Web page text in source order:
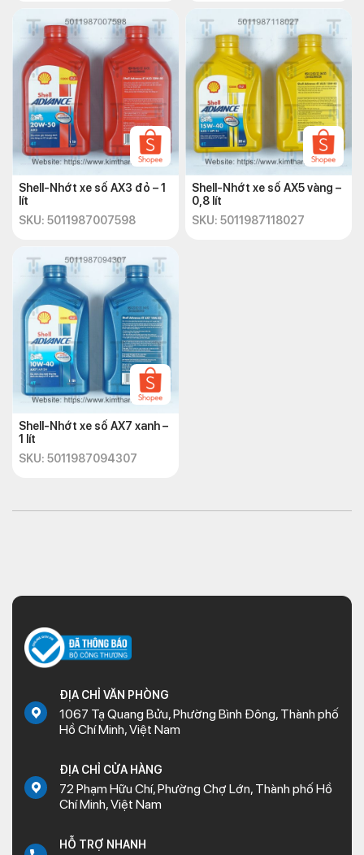
Shell-Nhớt xe số AX3 đỏ – 1
lít
SKU: 5011987007598
Shell-Nhớt xe số AX5 vàng –
0,8 lít
SKU: 5011987118027
Shell-Nhớt xe số AX7 xanh –
1 lít
SKU: 5011987094307
ĐỊA CHỈ VĂN PHÒNG
1067 Tạ Quang Bửu, Phường Bình Đông, Thành phố
Hồ Chí Minh, Việt Nam
ĐỊA CHỈ CỬA HÀNG
72 Phạm Hữu Chí, Phường Chợ Lớn, Thành phố Hồ
Chí Minh, Việt Nam
HỖ TRỢ NHANH